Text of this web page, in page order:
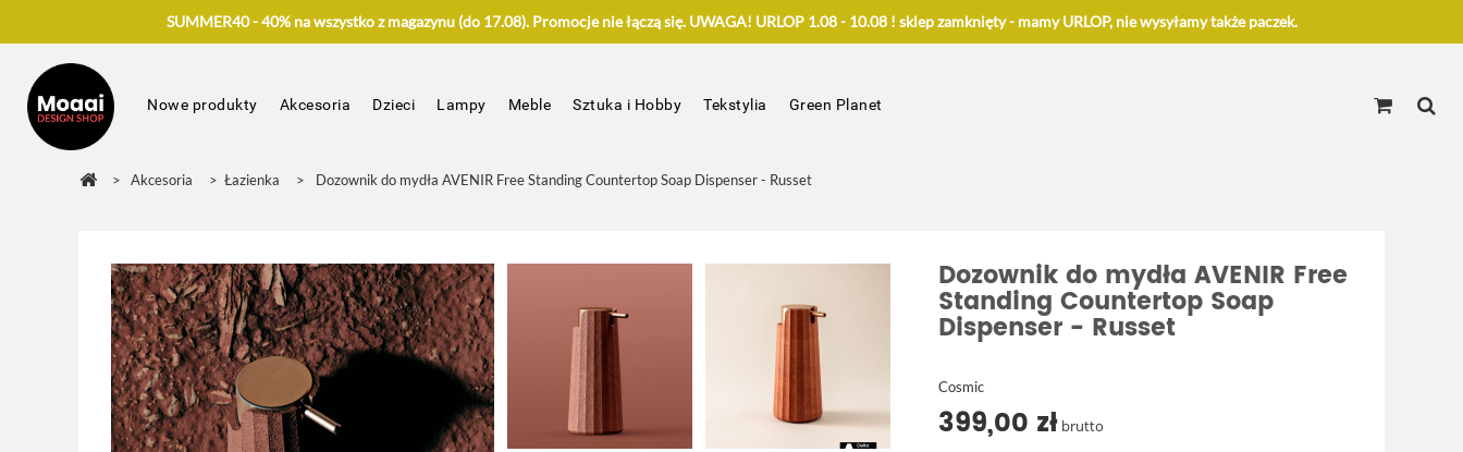
SUMMER40 - 40% na wszystko z magazynu (do 17.08). Promocje nie łączą się. UWAGA! URLOP 1.08 - 10.08 ! sklep zamknięty - mamy URLOP, nie wysyłamy także paczek.
Nowe produkty Akcesoria Dzieci Lampy Meble Sztuka i Hobby Tekstylia Green Planet
> Akcesoria > Łazienka > Dozownik do mydła AVENIR Free Standing Countertop Soap Dispenser - Russet
Dozownik do mydła AVENIR Free
Standing Countertop Soap
Dispenser - Russet
Cosmic
399,00 zł brutto